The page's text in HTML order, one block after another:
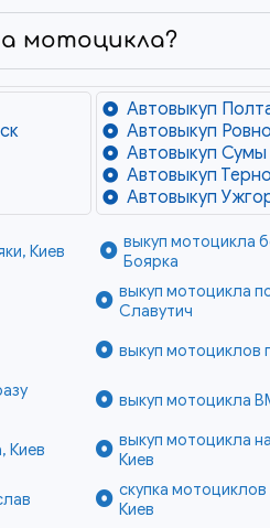
мотоцикла?
Автовыкуп
Автовыкуп Ровно
Автовыкуп Сумы
Автовыкуп
Автовыкуп
Киев
выкуп мотоцикла
Боярка
выкуп мотоцикла
Славутич
выкуп мотоциклов
выкуп мотоцикла
Киев
выкуп мотоцикла
Киев
скупка
Киев